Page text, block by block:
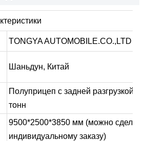
TONGYA AUTOMOBILE.CO.,LTD
Шаньдун, Китай
Полуприцеп с задней разгрузкой 50
тонн
9500*2500*3850 мм (можно
индивидуальному заказу)